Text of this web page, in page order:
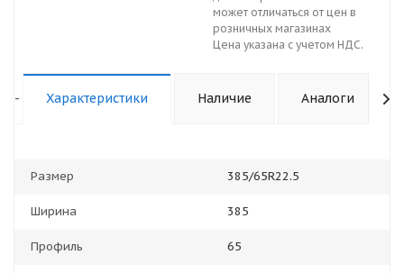
может отличаться от цен в
розничных магазинах
Цена указана с учетом НДС.
- Характеристики Наличие Аналоги
Размер 385/65R22.5
Ширина 385
Профиль 65